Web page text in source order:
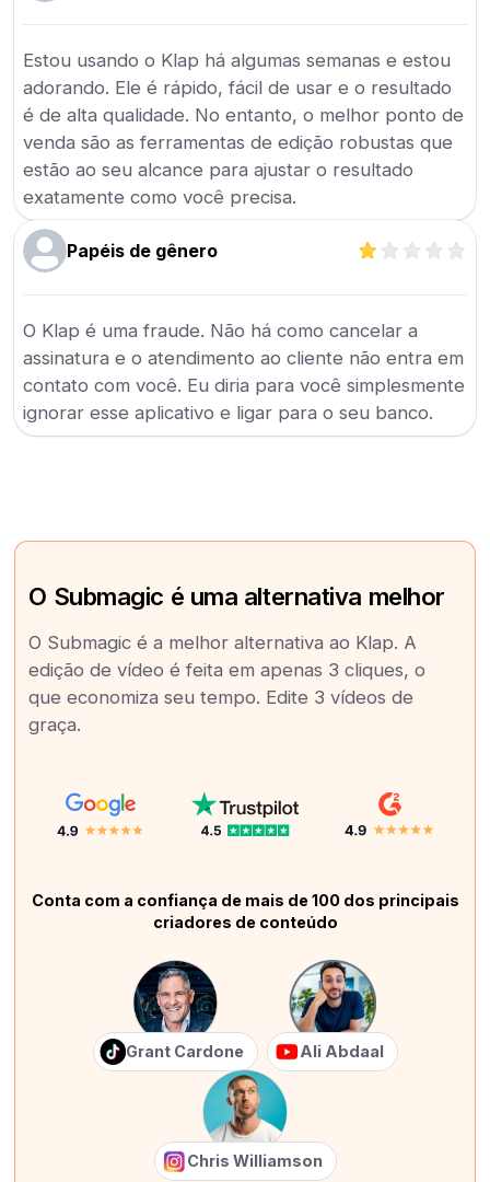
Estou usando o Klap há algumas semanas e estou
adorando. Ele é rápido, fácil de usar e o resultado
é de alta qualidade. No entanto, o melhor ponto de
venda são as ferramentas de edição robustas que
estão ao seu alcance para ajustar o resultado
exatamente como você precisa.
Papéis de gênero
O Klap é uma fraude. Não há como cancelar a
assinatura e o atendimento ao cliente não entra em
contato com você. Eu diria para você simplesmente
ignorar esse aplicativo e ligar para o seu banco.
O Submagic é uma alternativa melhor
O Submagic é a melhor alternativa ao Klap. A
edição de vídeo é feita em apenas 3 cliques, o
que economiza seu tempo. Edite 3 vídeos de
graça.
Conta com a confiança de mais de 100 dos principais
criadores de conteúdo
Grant Cardone Ali Abdaal
Chris Williamson